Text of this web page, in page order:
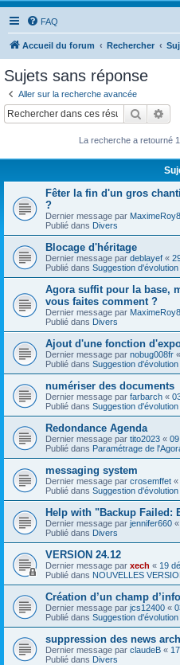
FAQ
Accueil du forum Rechercher
Sujets sans réponse
Aller sur la recherche avancée
La recherche a retourné
Fêter la fin d'un gros
?
Dernier message par
Publié dans Divers
Blocage d'héritage
Dernier message par deblayef «
Publié dans Suggestion d'évolution
Agora suffit pour la base,
vous faites comment ?
Dernier message par
Publié dans Divers
Ajout d'une fonction
Dernier message par nobug008fr «
Publié dans Suggestion d'évolution
numériser des documents
Dernier message par farbarch «
Publié dans Suggestion d'évolution
Redondance Agenda
Dernier message par tito2023 «
Publié dans Paramétrage de
messaging system
Dernier message par crosemffet «
Publié dans Suggestion d'évolution
Help with "Backup Failed:
Dernier message par jennifer660 «
Publié dans Divers
VERSION 24.12
Dernier message par xech « 19
Publié dans NOUVELLES
Création d’un champ
Dernier message par jcs12400 «
Publié dans Suggestion d'évolution
suppression des news
Dernier message par claudeB «
Publié dans Divers